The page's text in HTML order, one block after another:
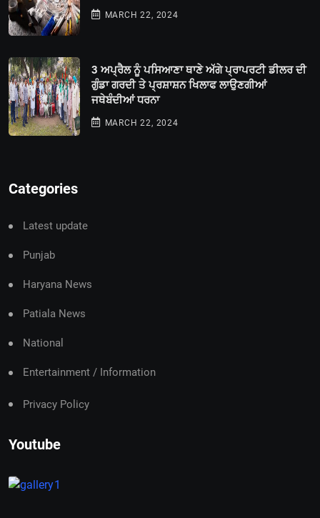
MARCH 22, 2024
3 ਅਪ੍ਰੈਲ ਨੂੰ ਪਸਿਆਣਾ ਥਾਣੇ ਅੱਗੇ ਪ੍ਰਾਪਰਟੀ ਡੀਲਰ ਦੀ
ਗੁੰਡਾ ਗਰਦੀ ਤੇ ਪ੍ਰਸ਼ਾਸ਼ਨ ਖਿਲਾਫ ਲਾਉਣਗੀਆਂ
ਜਥੇਬੰਦੀਆਂ ਧਰਨਾ
MARCH 22, 2024
Categories
Latest update
Punjab
Haryana News
Patiala News
National
Entertainment / Information
Privacy Policy
Youtube